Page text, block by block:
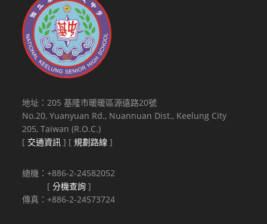
地址：205 基隆市暖暖區源遠路20號
No.20, Yuanyuan Rd., Nuannuan Dist., Keelung City
205, Taiwan (R.O.C.)
[ 交通資訊 ] [規劃路線 ]
總機：+886-2-24582052
[分機查詢 ]
傳真：+886-2-24573724